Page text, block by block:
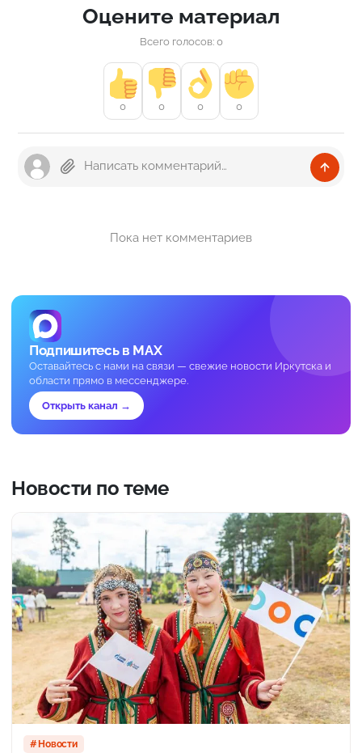
Оцените материал
Всего голосов: 0
0 0 0 0
Пока нет комментариев
Подпишитесь в MAX
Оставайтесь с нами на связи — свежие новости Иркутска и
области прямо в мессенджере.
Открыть канал →
Новости по теме
Новости